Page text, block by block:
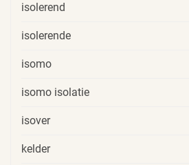
isolerend
isolerende
isomo
isomo isolatie
isover
kelder